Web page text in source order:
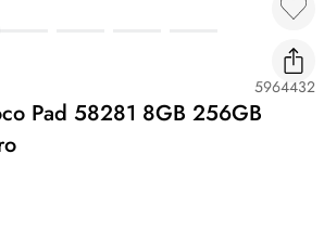
5964432
Pad 58281 8GB 256GB